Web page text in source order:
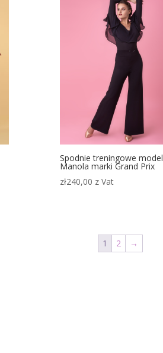
Spodnie treningowe model
Manola marki Grand Prix
zł240,00 z Vat
1 2 →